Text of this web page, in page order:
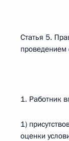
Статья 5.
проведением
1. Работник
1)
оценки